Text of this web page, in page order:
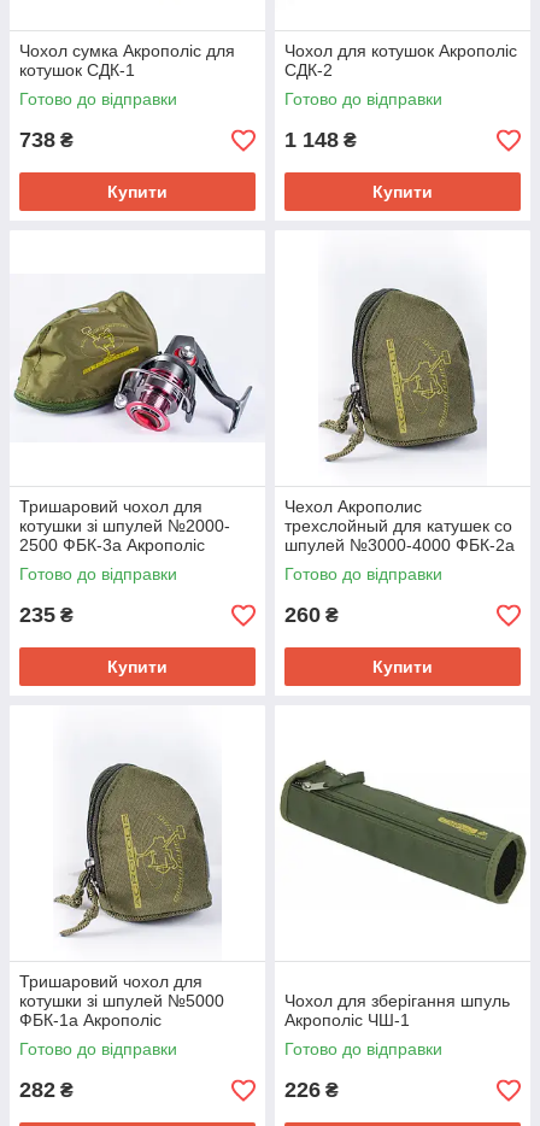
Чохол сумка Акрополіс для
котушок СДК-1
Готово до відправки
738 ₴
Купити
Чохол для котушок Акрополіс
СДК-2
Готово до відправки
1 148 ₴
Купити
Тришаровий чохол для
котушки зі шпулей №2000-
2500 ФБК-3а Акрополіс
Готово до відправки
235 ₴
Купити
Чехол Акрополис
трехслойный для катушек со
шпулей №3000-4000 ФБК-2а
Готово до відправки
260 ₴
Купити
Тришаровий чохол для
котушки зі шпулей №5000
ФБК-1а Акрополіс
Готово до відправки
282 ₴
Чохол для зберігання шпуль
Акрополіс ЧШ-1
Готово до відправки
226 ₴